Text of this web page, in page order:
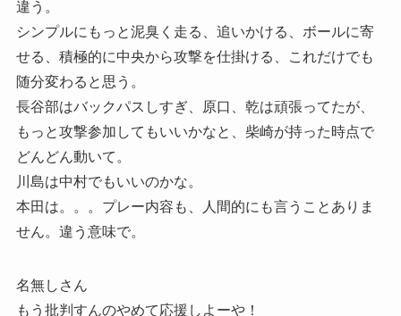
違う。
シンプルにもっと泥臭く走る、追いかける、ボールに寄
せる、積極的に中央から攻撃を仕掛ける、これだけでも
随分変わると思う。
長谷部はバックパスしすぎ、原口、乾は頑張ってたが、
もっと攻撃参加してもいいかなと、柴崎が持った時点で
どんどん動いて。
川島は中村でもいいのかな。
本田は。。。プレー内容も、人間的にも言うことありま
せん。違う意味で。
名無しさん
もう批判すんのやめて応援しよーや！